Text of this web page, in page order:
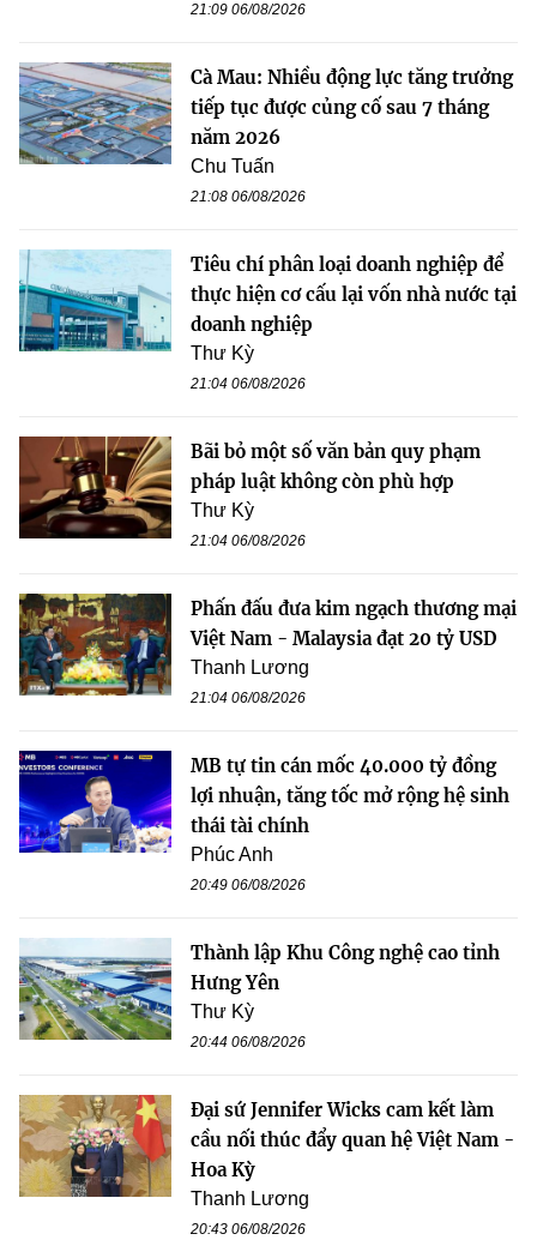
21:09 06/08/2026
Cà Mau: Nhiều động lực tăng trưởng
tiếp tục được củng cố sau 7 tháng
năm 2026
Chu Tuấn
21:08 06/08/2026
Tiêu chí phân loại doanh nghiệp để
thực hiện cơ cấu lại vốn nhà nước tại
doanh nghiệp
Thư Kỳ
21:04 06/08/2026
Bãi bỏ một số văn bản quy phạm
pháp luật không còn phù hợp
Thư Kỳ
21:04 06/08/2026
Phấn đấu đưa kim ngạch thương mại
Việt Nam - Malaysia đạt 20 tỷ USD
Thanh Lương
21:04 06/08/2026
MB tự tin cán mốc 40.000 tỷ đồng
lợi nhuận, tăng tốc mở rộng hệ sinh
thái tài chính
Phúc Anh
20:49 06/08/2026
Thành lập Khu Công nghệ cao tỉnh
Hưng Yên
Thư Kỳ
20:44 06/08/2026
Đại sứ Jennifer Wicks cam kết làm
cầu nối thúc đẩy quan hệ Việt Nam -
Hoa Kỳ
Thanh Lương
20:43 06/08/2026